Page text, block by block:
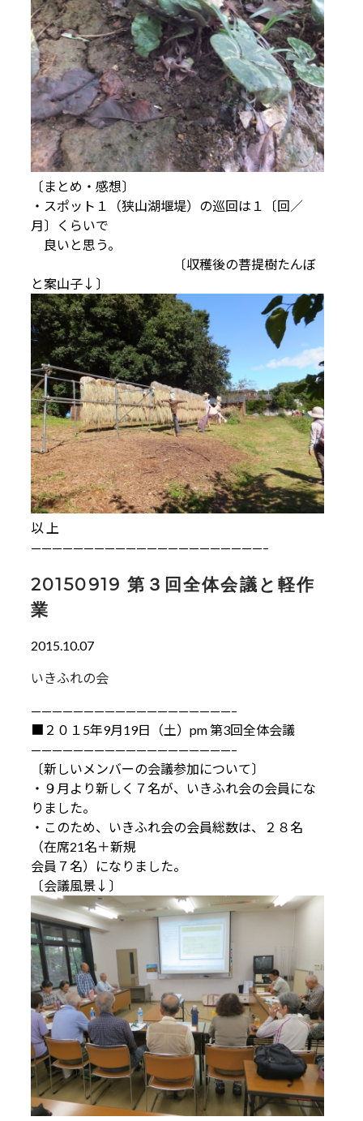
〔まとめ・感想〕
・スポット１（狭山湖堰堤）の巡回は１〔回／
月〕くらいで
良いと思う。
〔収穫後の菩提樹たんぼ
と案山子↓〕
以 上
——————————————————————–
20150919 第３回全体会議と軽作
業
2015.10.07
いきふれの会
———————————————————–
■２０１5年9月19日（土）pm 第3回全体会議
———————————————————–
〔新しいメンバーの会議参加について〕
・９月より新しく７名が、いきふれ会の会員にな
りました。
・このため、いきふれ会の会員総数は、２８名
（在席21名＋新規
会員７名）になりました。
〔会議風景↓〕